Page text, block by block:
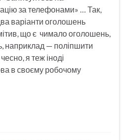
за телефонами» … Так,
варіанти оголошень
що є чимало оголошень,
наприклад — поліпшити
я теж іноді
в своєму робочому